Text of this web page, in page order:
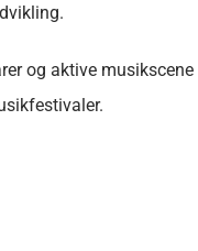
og aktive